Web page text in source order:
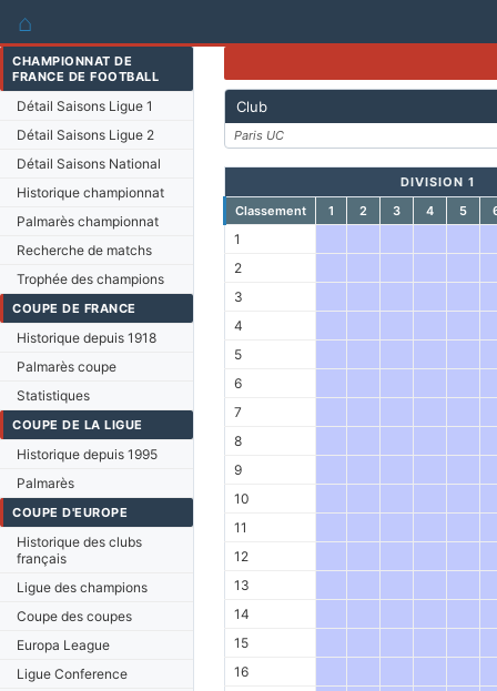
⌂
CHAMPIONNAT DE
FRANCE DE FOOTBALL
Détail Saisons Ligue 1
Détail Saisons Ligue 2
Détail Saisons National
Historique championnat
Palmarès championnat
Recherche de matchs
Trophée des champions
COUPE DE FRANCE
Historique depuis 1918
Palmarès coupe
Statistiques
COUPE DE LA LIGUE
Historique depuis 1995
Palmarès
COUPE D'EUROPE
Historique des clubs
français
Ligue des champions
Coupe des coupes
Europa League
Ligue Conference
Club
Paris UC
DIVISION 1
Classement
1 2 3 4 5
1
2
3
4
5
6
7
8
9
10
11
12
13
14
15
16